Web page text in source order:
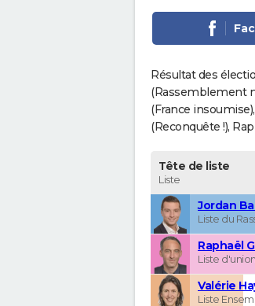
Résultat des
(Rassemblement
(France
(Reconquête !),
Tête de liste
Liste
Jordan
Liste du
Raphaël
Liste
Valérie
Liste